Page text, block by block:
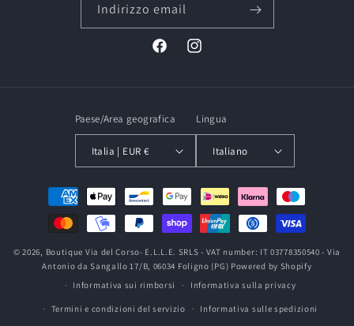
Indirizzo email
FacebookInstagram
Paese/Area geografica
Italia | EUR €
Lingua
Italiano
Metodi
pagamento
© 2026, Boutique Via del Corso- E.L.L.E. SRLS - VAT number: IT 03778350540 - Via
Antonio da Sangallo 17/B, 06034 Foligno (PG) Powered by Shopify
Informativa sui rimborsi
Informativa sulla privacy
Termini e condizioni del servizio Informativa sulle spedizioni